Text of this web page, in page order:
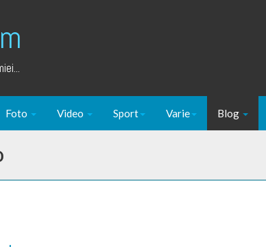
Foto Video Sport Varie Blog